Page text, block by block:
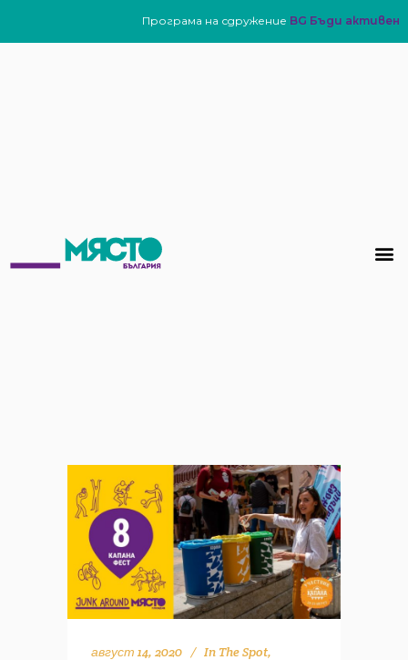
Програма на сдружение BG Бъди активен
август 14, 2020 In The Spot,